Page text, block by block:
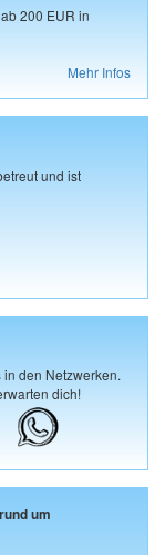
200 EUR in
Mehr Infos
und ist
den Netzwerken.
dich!
um